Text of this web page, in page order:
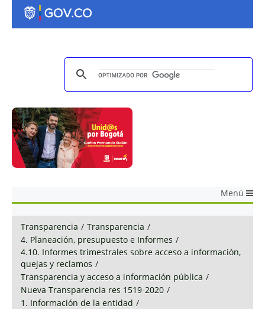
Menú
Transparencia / Transparencia /
4. Planeación, presupuesto e Informes /
4.10. Informes trimestrales sobre acceso a información,
quejas y reclamos /
Transparencia y acceso a información pública /
Nueva Transparencia res 1519-2020 /
1. Información de la entidad /